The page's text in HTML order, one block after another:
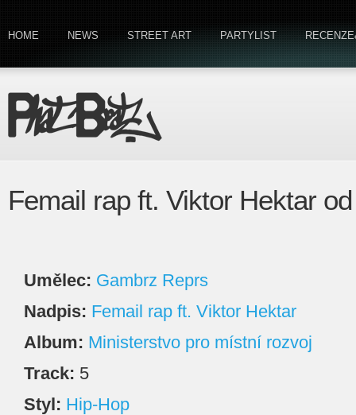
HOME NEWS STREET ART PARTYLIST
Femail rap ft. Viktor Hektar
Umělec: Gambrz Reprs
Nadpis: Femail rap ft. Viktor Hektar
Album: Ministerstvo pro místní rozvoj
Track: 5
Styl: Hip-Hop